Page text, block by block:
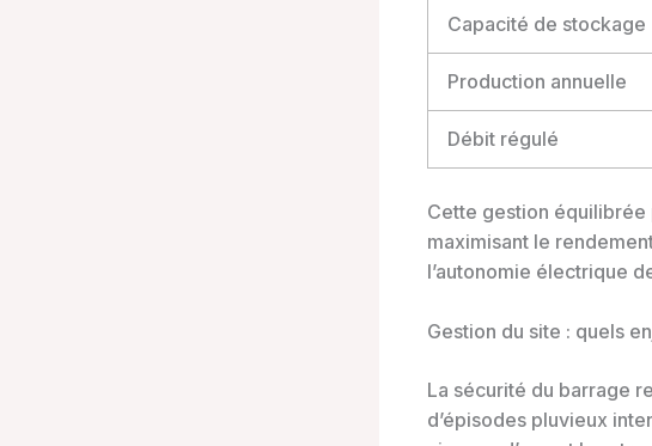
Capacité de stockage
Production annuelle
Débit régulé
Cette gestion équilibrée
maximisant le
l’autonomie électrique
Gestion du site : quels
La sécurité du barrage
d’épisodes pluvieux